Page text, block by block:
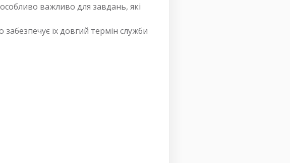
важливо для завдань, які
їх довгий термін служби